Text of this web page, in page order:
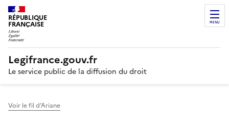
RÉPUBLIQUE
FRANÇAISE MENU
Legifrance.gouv.fr
Le service public de la diffusion du droit
Voir le fil d'Ariane